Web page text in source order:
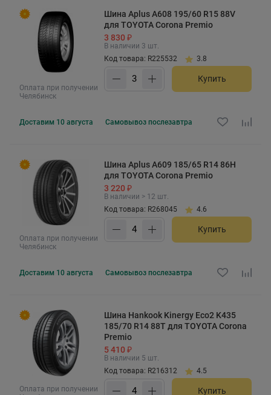
Оплата при получении
Челябинск
Шина Aplus A608 195/60 R15 88V
для TOYOTA Corona Premio
3 830 ₽
В наличии 3 шт.
Код товара: R225532
3.8
Купить
Доставим 10 августа Самовывоз послезавтра
Оплата при получении
Челябинск
Шина Aplus A609 185/65 R14 86H
для TOYOTA Corona Premio
3 220 ₽
В наличии > 12 шт.
Код товара: R268045
4.6
Купить
Доставим 10 августа Самовывоз послезавтра
Оплата при получении
Шина Hankook Kinergy Eco2 K435
185/70 R14 88T для TOYOTA Corona
Premio
5 410 ₽
В наличии 5 шт.
Код товара: R216312
4.5
Купить